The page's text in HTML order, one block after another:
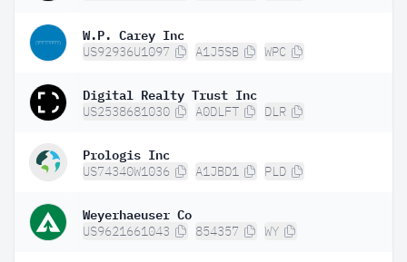
W.P. Carey Inc
US92936U1097 A1J5SB WPC
Digital Realty Trust Inc
US2538681030 A0DLFT DLR
Prologis Inc
US74340W1036 A1JBD1 PLD
Weyerhaeuser Co
US9621661043 854357 WY